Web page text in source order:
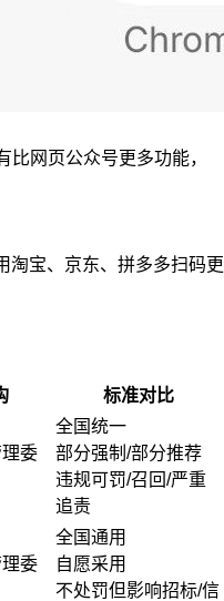
网页公众号更多功能，
淘宝、京东、拼多多扫码更
标准对比
委
全国统一
部分强制/部分推荐
违规可罚/召回/严重
追责
委
全国通用
自愿采用
不处罚但影响招标/信